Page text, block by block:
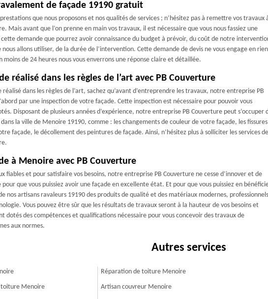
de façade 19190 gratuit
que nous proposons et nos qualités de services ; n’hésitez pas à remettre vos travaux
Mais avant que l’on prenne en main vos travaux, il est nécessaire que vous nous fassiez une
cette demande que pourrez avoir connaissance du budget à prévoir, du coût de notre
allons utiliser, de la durée de l’intervention. Cette demande de devis ne vous engage en rien
de 24 heures nous vous enverrons une réponse claire et détaillée.
réalisé dans les règles de l’art avec PB Couverture
dans les règles de l’art, sachez qu’avant d’entreprendre les travaux, notre entreprise PB
par une inspection de votre façade. Cette inspection est nécessaire pour pouvoir vous
Disposant de plusieurs années d’expérience, notre entreprise PB Couverture peut s’occuper
la ville de Menoire 19190, comme : les changements de couleur de votre façade, les fissures
façade, le décollement des peintures de façade. Ainsi, n’hésitez plus à solliciter les services de
à Menoire avec PB Couverture
fiables et pour satisfaire vos besoins, notre entreprise PB Couverture ne cesse d’innover et de
que vous puissiez avoir une façade en excellente état. Et pour que vous puissiez en
nos artisans ravaleurs 19190 des produits de qualité et des matériaux modernes, professionnels
Vous pouvez être sûr que les résultats de travaux seront à la hauteur de vos besoins et
dotés des compétences et qualifications nécessaire pour vous concevoir des travaux de
aux normes.
Autres services
toiture Menoire
Réparation de toiture Menoire
Artisan couvreur Menoire